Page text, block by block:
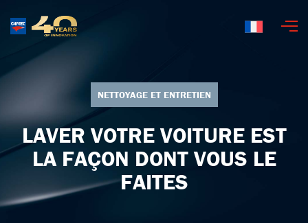
NETTOYAGE ET ENTRETIEN
LAVER VOTRE VOITURE EST
LA FAÇON DONT VOUS LE
FAITES